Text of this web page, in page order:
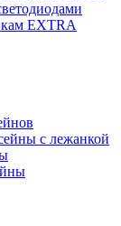
EXTRA
с лежанкой